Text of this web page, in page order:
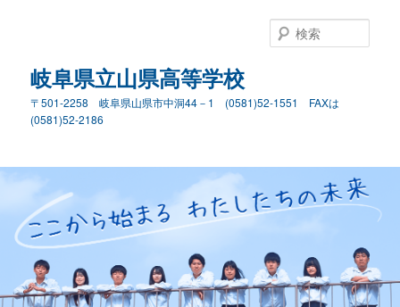
岐阜県立山県高等学校
〒501-2258 岐阜県山県市中洞44－1 (0581)52-1551 FAXは
(0581)52-2186
索